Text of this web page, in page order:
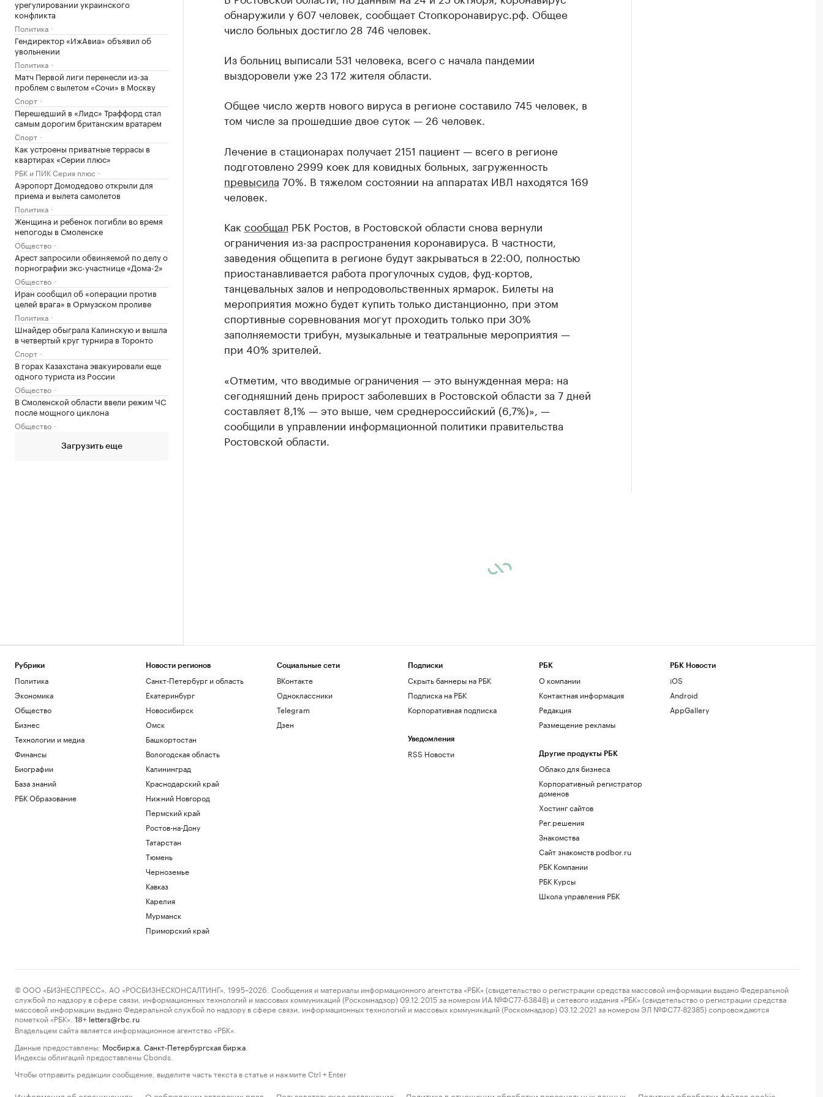
урегулировании украинского
конфликта
Политика
Гендиректор «ИжАвиа» объявил об
увольнении
Политика
Матч Первой лиги перенесли из-за
проблем с вылетом «Сочи» в Москву
Спорт
Перешедший в «Лидс» Траффорд стал
самым дорогим британским вратарем
Спорт
Как устроены приватные террасы в
квартирах «Серии плюс»
РБК и ПИК Серия плюс
Аэропорт Домодедово открыли для
приема и вылета самолетов
Политика
Женщина и ребенок погибли во время
непогоды в Смоленске
Общество
Арест запросили обвиняемой по делу о
порнографии экс-участнице «Дома-2»
Общество
Иран сообщил об «операции против
целей врага» в Ормузском проливе
Политика
Шнайдер обыграла Калинскую и вышла
в четвертый круг турнира в Торонто
Спорт
В горах Казахстана эвакуировали еще
одного туриста из России
Общество
В Смоленской области ввели режим ЧС
после мощного циклона
Общество
Загрузить еще
обнаружили у 607 человек, сообщает Стопкоронавирус.рф. Общее
число больных достигло 28 746 человек.
Из больниц выписали 531 человека, всего с начала пандемии
выздоровели уже 23 172 жителя области.
Общее число жертв нового вируса в регионе составило 745 человек, в
том числе за прошедшие двое суток — 26 человек.
Лечение в стационарах получает 2151 пациент — всего в регионе
подготовлено 2999 коек для ковидных больных, загруженность
превысила 70%. В тяжелом состоянии на аппаратах ИВЛ находятся 169
человек.
Как сообщал РБК Ростов, в Ростовской области снова вернули
ограничения из-за распространения коронавируса. В частности,
заведения общепита в регионе будут закрываться в 22:00, полностью
приостанавливается работа прогулочных судов, фуд-кортов,
танцевальных залов и непродовольственных ярмарок. Билеты на
мероприятия можно будет купить только дистанционно, при этом
спортивные соревнования могут проходить только при 30%
заполняемости трибун, музыкальные и театральные мероприятия —
при 40% зрителей.
«Отметим, что вводимые ограничения — это вынужденная мера: на
сегодняшний день прирост заболевших в Ростовской области за 7 дней
составляет 8,1% — это выше, чем среднероссийский (6,7%)», —
сообщили в управлении информационной политики правительства
Ростовской области.
Рубрики
Политика
Экономика
Общество
Бизнес
Технологии и медиа
Финансы
Биографии
База знаний
РБК Образование
Новости регионов
Санкт-Петербург и область
Екатеринбург
Новосибирск
Омск
Башкортостан
Вологодская область
Калининград
Краснодарский край
Нижний Новгород
Пермский край
Ростов-на-Дону
Татарстан
Тюмень
Черноземье
Кавказ
Карелия
Мурманск
Приморский край
Социальные сети
ВКонтакте
Одноклассники
Telegram
Дзен
Подписки
Скрыть баннеры на РБК
Подписка на РБК
Корпоративная подписка
Уведомления
RSS Новости
РБК
О компании
Контактная информация
Редакция
Размещение рекламы
Другие продукты РБК
Облако для бизнеса
Корпоративный регистратор
доменов
Хостинг сайтов
Рег.решения
Знакомства
Сайт знакомств podbor.ru
РБК Компании
РБК Курсы
Школа управления РБК
РБК Новости
iOS
Android
AppGallery
© ООО «БИЗНЕСПРЕСС», АО «РОСБИЗНЕСКОНСАЛТИНГ», 1995–2026. Сообщения и материалы информационного агентства «РБК» (свидетельство о регистрации средства массовой информации выдано Федеральной
службой по надзору в сфере связи, информационных технологий и массовых коммуникаций (Роскомнадзор) 09.12.2015 за номером ИА №ФС77-63848) и сетевого издания «РБК» (свидетельство о регистрации средства
массовой информации выдано Федеральной службой по надзору в сфере связи, информационных технологий и массовых коммуникаций (Роскомнадзор) 03.12.2021 за номером ЭЛ №ФС77-82385) сопровождаются
пометкой «РБК».
18+ letters@rbc.ru
Владельцем сайта является информационное агентство «РБК».
Данные предоставлены: Мосбиржа Санкт-Петербургская биржа
Индексы облигаций предоставлены Cbonds.
Чтобы отправить редакции сообщение, выделите часть текста в статье и нажмите Ctrl + Enter